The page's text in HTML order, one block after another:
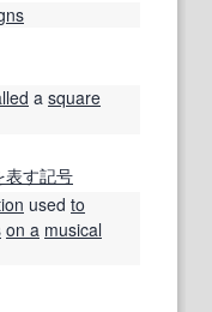
a square
表す記号
used to
on a musical